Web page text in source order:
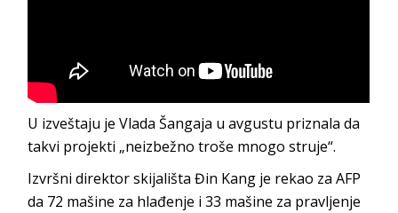
U izveštaju je Vlada Šangaja u avgustu priznala da
takvi projekti „neizbežno troše mnogo struje“.
Izvršni direktor skijališta Đin Kang je rekao za AFP
da 72 mašine za hlađenje i 33 mašine za pravljenje